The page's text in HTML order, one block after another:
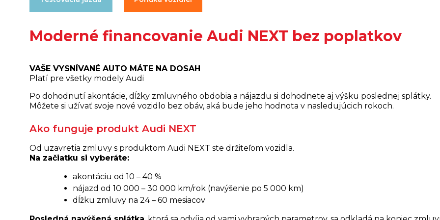
Moderné financovanie Audi NEXT bez poplatkov
VAŠE VYSNÍVANÉ AUTO MÁTE NA DOSAH
Platí pre všetky modely Audi
Po dohodnutí akontácie, dĺžky zmluvného obdobia a nájazdu si dohodnete aj výšku poslednej splátky.
Môžete si užívať svoje nové vozidlo bez obáv, aká bude jeho hodnota v nasledujúcich rokoch.
Ako funguje produkt Audi NEXT
Od uzavretia zmluvy s produktom Audi NEXT ste držiteľom vozidla.
Na začiatku si vyberáte:
akontáciu od 10 – 40 %
nájazd od 10 000 – 30 000 km/rok (navýšenie po 5 000 km)
dĺžku zmluvy na 24 – 60 mesiacov